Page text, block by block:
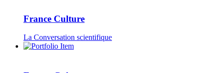
France Culture
La Conversation scientifique